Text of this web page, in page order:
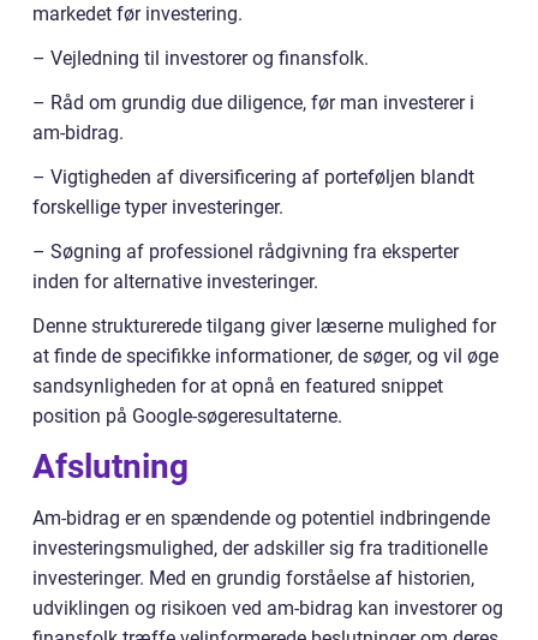
markedet før investering.
– Vejledning til investorer og finansfolk.
– Råd om grundig due diligence, før man investerer i
am-bidrag.
– Vigtigheden af diversificering af porteføljen blandt
forskellige typer investeringer.
– Søgning af professionel rådgivning fra eksperter
inden for alternative investeringer.
Denne strukturerede tilgang giver læserne mulighed for
at finde de specifikke informationer, de søger, og vil øge
sandsynligheden for at opnå en featured snippet
position på Google-søgeresultaterne.
Afslutning
Am-bidrag er en spændende og potentiel indbringende
investeringsmulighed, der adskiller sig fra traditionelle
investeringer. Med en grundig forståelse af historien,
udviklingen og risikoen ved am-bidrag kan investorer og